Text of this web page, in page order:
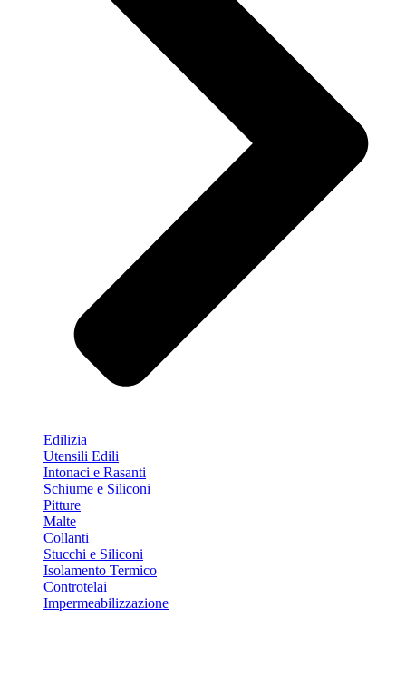
Edilizia
Utensili Edili
Intonaci e Rasanti
Schiume e Siliconi
Pitture
Malte
Collanti
Stucchi e Siliconi
Isolamento Termico
Controtelai
Impermeabilizzazione